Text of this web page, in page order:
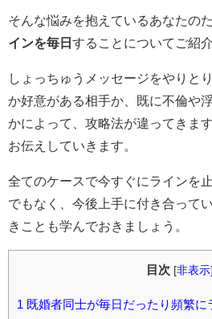
そんな悩みを抱えているあなたのた
インを毎日することについてご紹
しょっちゅうメッセージをやりと
か好意がある相手か、既に不倫や
かによって、攻略法が違ってきま
お伝えしていきます。
全てのケースで今すぐにラインを
でもなく、今後上手に付き合って
きことも学んでおきましょう。
目次 [非表示]
1 既婚者同士が毎日だったり頻繁